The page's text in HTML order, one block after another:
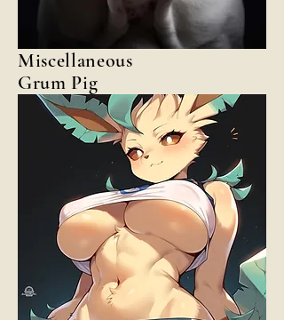
Miscellaneous
Grum Pig